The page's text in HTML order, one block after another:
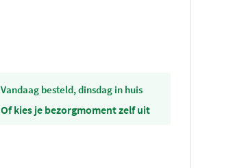
vandaag besteld, dinsdag in huis
Of kies je bezorgmoment zelf uit